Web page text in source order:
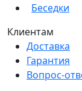
Беседки
Клиентам
Доставка
Гарантия
Вопрос-